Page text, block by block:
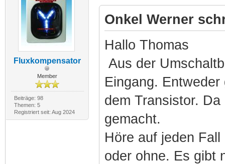
Fluxkompensator
Member
Beiträge: 98
Themen: 5
Registriert seit: Aug 2024
Onkel Werner
Hallo Thomas
Aus der
Eingang.
dem Transistor.
gemacht.
Höre auf jeden
oder ohne. Es gibt